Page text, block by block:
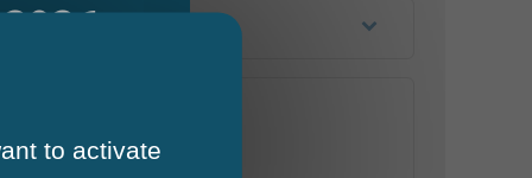
to activate